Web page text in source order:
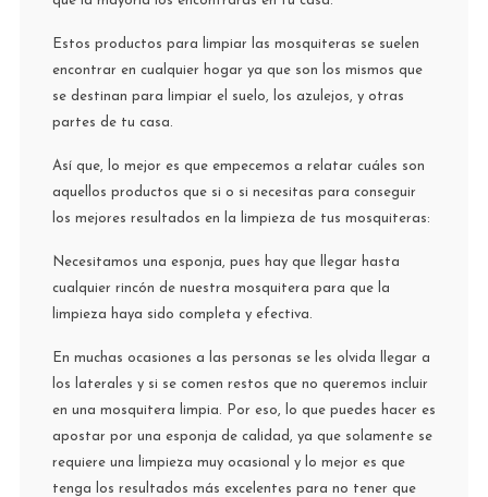
Estos productos para limpiar las mosquiteras se suelen
encontrar en cualquier hogar ya que son los mismos que
se destinan para limpiar el suelo, los azulejos, y otras
partes de tu casa.
Así que, lo mejor es que empecemos a relatar cuáles son
aquellos productos que si o si necesitas para conseguir
los mejores resultados en la limpieza de tus mosquiteras:
Necesitamos una esponja, pues hay que llegar hasta
cualquier rincón de nuestra mosquitera para que la
limpieza haya sido completa y efectiva.
En muchas ocasiones a las personas se les olvida llegar a
los laterales y si se comen restos que no queremos incluir
en una mosquitera limpia. Por eso, lo que puedes hacer es
apostar por una esponja de calidad, ya que solamente se
requiere una limpieza muy ocasional y lo mejor es que
tenga los resultados más excelentes para no tener que